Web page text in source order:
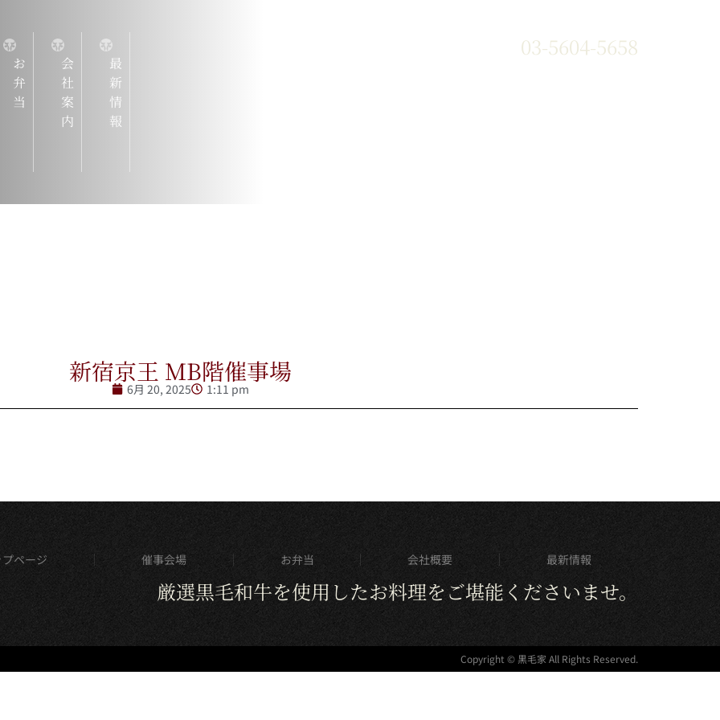
お弁当 会社案内 最新情報
03-5604-5658
新宿京王 MB階催事場
6月 20, 2025 1:11 pm
ページ 催事会場 お弁当 会社概要 最新情報
厳選黒毛和牛を使用したお料理をご堪能くださいませ。
Copyright © 黒毛家 All Rights Reserved.